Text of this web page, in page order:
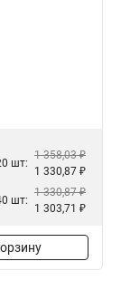
шт:
1 358,03 ₽
1 330,87 ₽
шт:
1 330,87 ₽
1 303,71 ₽